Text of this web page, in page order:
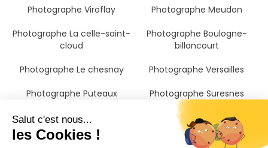
Photographe Viroflay
Photographe Meudon
Photographe La celle-saint-
cloud
Photographe Boulogne-
billancourt
Photographe Le chesnay
Photographe Versailles
Photographe Puteaux
Photographe Suresnes
Photographe Issy-les-
moulineaux
Photographe Clamart
Photographe Bougival